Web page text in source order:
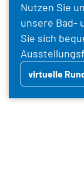
Nutzen Sie
unsere Bad-
Sie sich
virtuelle